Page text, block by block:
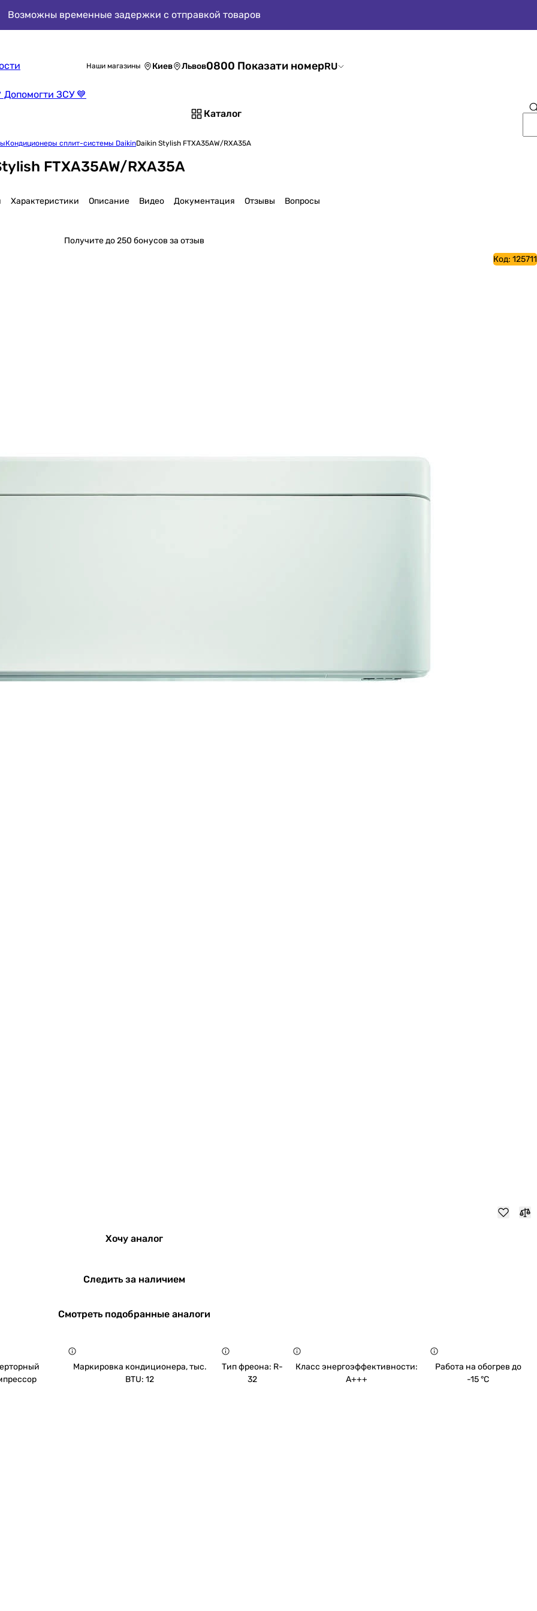
Возможны временные задержки с отправкой товаров
Допомогти ЗСУ 💙
Наши магазины Киев Львов0800 Показати номерRU
Каталог
Кондиционеры сплит-системы DaikinDaikin Stylish FTXA35AW/RXA35A
FTXA35AW/RXA35A
Характеристики Описание Видео Документация Отзывы Вопросы
Получитедо 250 бонусов за отзыв
Код: 125711
Хочу аналог
Следить за наличием
Смотреть подобранные аналоги
Маркировка кондиционера, тыс.
BTU: 12
Тип фреона: R-
32
Класс энергоэффективности:
A+++
Работа на обогрев до
-15 °C